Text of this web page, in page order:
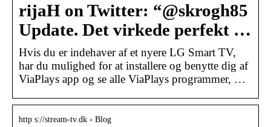
rijaH on Twitter: “@skrogh85
Update. Det virkede perfekt …
Hvis du er indehaver af et nyere LG Smart TV,
har du mulighed for at installere og benytte dig af
ViaPlays app og se alle ViaPlays programmer, …
http s://stream-tv.dk › Blog